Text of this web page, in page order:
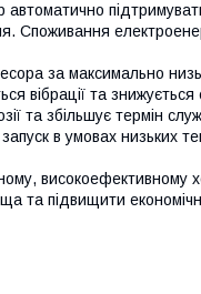
автоматично
за максимально
вібрації та
та збільшує термін
в умовах низьких
високоефективному
та підвищити